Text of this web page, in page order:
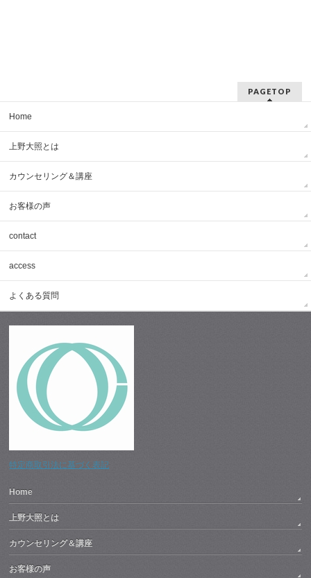
PAGETOP
Home
上野大照とは
カウンセリング＆講座
お客様の声
contact
access
よくある質問
特定商取引法に基づく表記
Home
上野大照とは
カウンセリング＆講座
お客様の声